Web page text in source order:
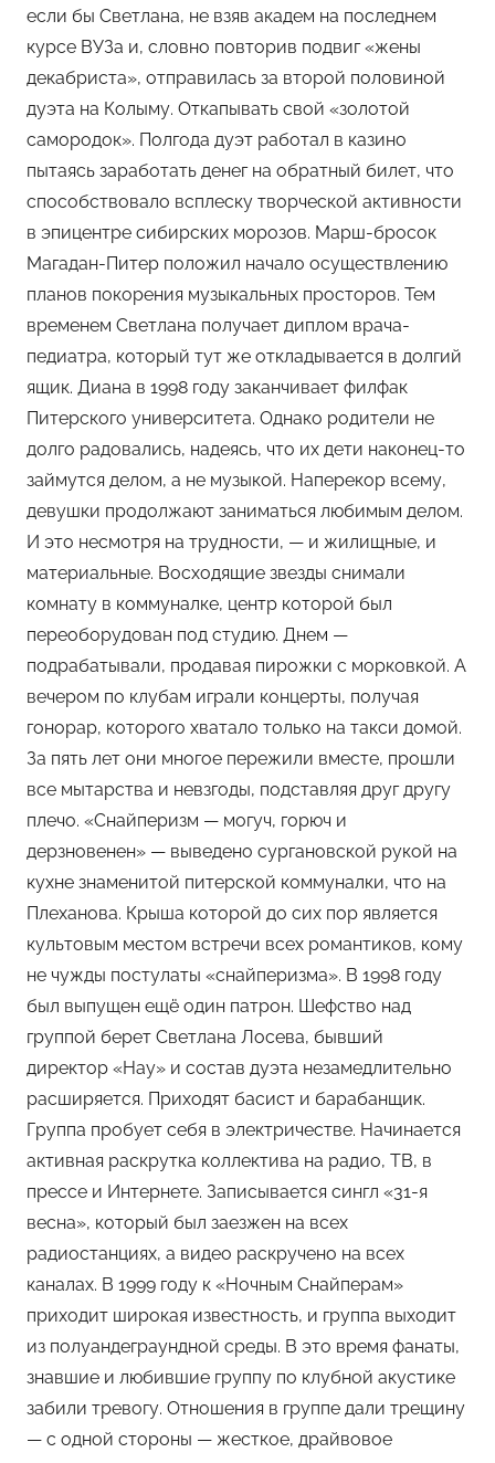
если бы Светлана, не взяв академ на последнем
курсе ВУЗа и, словно повторив подвиг «жены
декабриста», отправилась за второй половиной
дуэта на Колыму. Откапывать свой «золотой
самородок». Полгода дуэт работал в казино
пытаясь заработать денег на обратный билет, что
способствовало всплеску творческой активности
в эпицентре сибирских морозов. Марш-бросок
Магадан-Питер положил начало осуществлению
планов покорения музыкальных просторов. Тем
временем Светлана получает диплом врача-
педиатра, который тут же откладывается в долгий
ящик. Диана в 1998 году заканчивает филфак
Питерского университета. Однако родители не
долго радовались, надеясь, что их дети наконец-то
займутся делом, а не музыкой. Наперекор всему,
девушки продолжают заниматься любимым делом.
И это несмотря на трудности, — и жилищные, и
материальные. Восходящие звезды снимали
комнату в коммуналке, центр которой был
переоборудован под студию. Днем —
подрабатывали, продавая пирожки с морковкой. А
вечером по клубам играли концерты, получая
гонорар, которого хватало только на такси домой.
За пять лет они многое пережили вместе, прошли
все мытарства и невзгоды, подставляя друг другу
плечо. «Снайперизм — могуч, горюч и
дерзновенен» — выведено сургановской рукой на
кухне знаменитой питерской коммуналки, что на
Плеханова. Крыша которой до сих пор является
культовым местом встречи всех романтиков, кому
не чужды постулаты «снайперизма». В 1998 году
был выпущен ещё один патрон. Шефство над
группой берет Светлана Лосева, бывший
директор «Нау» и состав дуэта незамедлительно
расширяется. Приходят басист и барабанщик.
Группа пробует себя в электричестве. Начинается
активная раскрутка коллектива на радио, ТВ, в
прессе и Интернете. Записывается сингл «31-я
весна», который был заезжен на всех
радиостанциях, а видео раскручено на всех
каналах. В 1999 году к «Ночным Снайперам»
приходит широкая известность, и группа выходит
из полуандеграундной среды. В это время фанаты,
знавшие и любившие группу по клубной акустике
забили тревогу. Отношения в группе дали трещину
— с одной стороны — жесткое, драйвовое